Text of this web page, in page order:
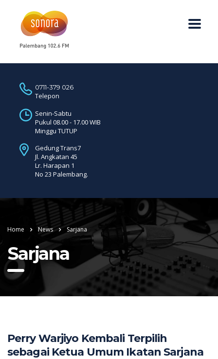
0711-379 026
Telepon
Senin-Sabtu
Pukul 08.00 - 17.00 WIB
Minggu TUTUP
Gedung Trans7
Jl. Angkatan 45
Lr. Harapan 1
No 23 Palembang.
Home News Sarjana
Sarjana
Perry Warjiyo Kembali Terpilih
sebagai Ketua Umum Ikatan Sarjana